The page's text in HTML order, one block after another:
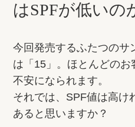
はSPFが低いの
今回発売するふたつのサ
は「15」。ほとんどの
不安になられます。
それでは、SPF値は高け
あると思いますか？